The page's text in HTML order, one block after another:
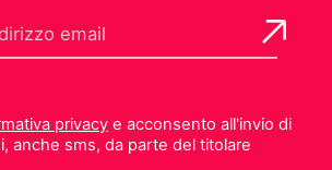
privacye acconsento all'invio di
anche sms, da parte del titolare